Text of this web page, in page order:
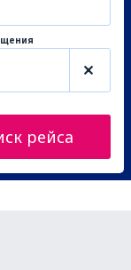
рейса